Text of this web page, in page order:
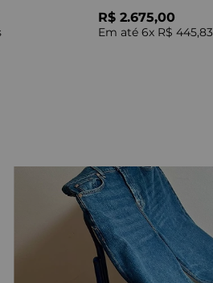
R$ 2.675,00
Em até 6x R$ 445,83